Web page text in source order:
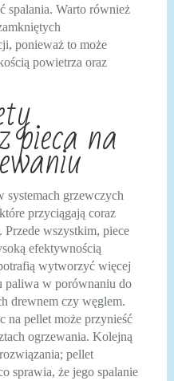
spalania. Warto również
ponieważ to może
powietrza oraz
na
systemach grzewczych
przyciągają coraz
wszystkim, piece
efektywnością
wytworzyć więcej
paliwa w porównaniu do
drewnem czy węglem.
na pellet może przynieść
ogrzewania. Kolejną
pellet
sprawia, że jego spalanie